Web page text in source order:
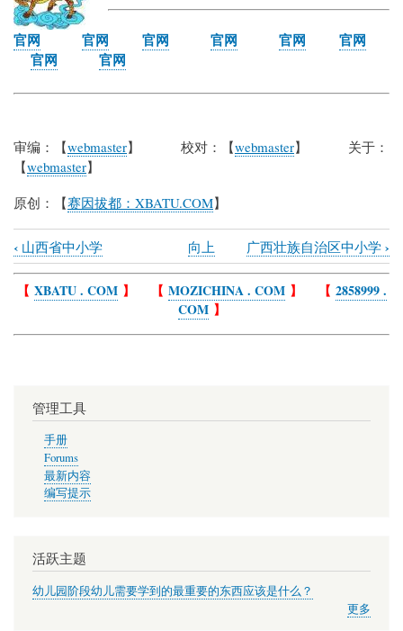
官网 官网 官网 官网 官网
官网
官网
官网
审编：【webmaster】 校对：【webmaster】 关于：
【webmaster】
原创：【赛因拔都：XBATU.COM】
Book
traversal
for
‹ 山西省中小学 向上 广西壮族自治区中小学 ›
【 XBATU . COM】 【 MOZICHINA . COM】 【 2858999 .
COM】
管理工具
手册
Forums
最新内容
编写提示
活跃主题
幼儿园阶段幼儿需要学到的最重要的东西应该是什么？
更多